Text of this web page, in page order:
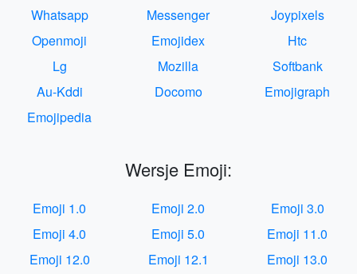
Whatsapp
Messenger
Joypixels
Openmoji
Emojidex
Htc
Lg
Mozilla
Softbank
Au-Kddi
Docomo
Emojigraph
Emojipedia
Wersje Emoji:
Emoji 1.0 Emoji 2.0
Emoji 3.0
Emoji 4.0
Emoji 5.0
Emoji 11.0
Emoji 12.0
Emoji 12.1 Emoji 13.0